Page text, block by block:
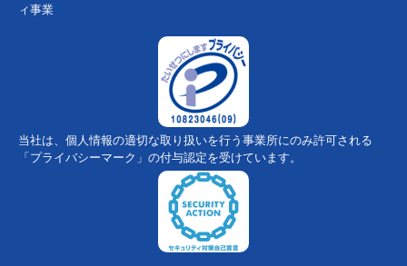
ィ事業
当社は、個人情報の適切な取り扱いを行う事業所にのみ許可される
「プライバシーマーク」の付与認定を受けています。